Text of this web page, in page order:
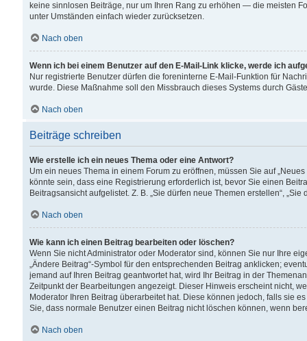
keine sinnlosen Beiträge, nur um Ihren Rang zu erhöhen — die meisten
unter Umständen einfach wieder zurücksetzen.
Nach oben
Wenn ich bei einem Benutzer auf den E-Mail-Link klicke, werde ich
Nur registrierte Benutzer dürfen die foreninterne E-Mail-Funktion für
wurde. Diese Maßnahme soll den Missbrauch dieses Systems durch
Nach oben
Beiträge schreiben
Wie erstelle ich ein neues Thema oder eine Antwort?
Um ein neues Thema in einem Forum zu eröffnen, müssen Sie auf
könnte sein, dass eine Registrierung erforderlich ist, bevor Sie einen
Beitragsansicht aufgelistet. Z. B. „Sie dürfen neue Themen erstellen“,
Nach oben
Wie kann ich einen Beitrag bearbeiten oder löschen?
Wenn Sie nicht Administrator oder Moderator sind, können Sie nur Ihre
„Ändere Beitrag“-Symbol für den entsprechenden Beitrag anklicken;
jemand auf Ihren Beitrag geantwortet hat, wird Ihr Beitrag in der
Zeitpunkt der Bearbeitungen angezeigt. Dieser Hinweis erscheint nicht,
Moderator Ihren Beitrag überarbeitet hat. Diese können jedoch, falls sie
Sie, dass normale Benutzer einen Beitrag nicht löschen können, wenn
Nach oben